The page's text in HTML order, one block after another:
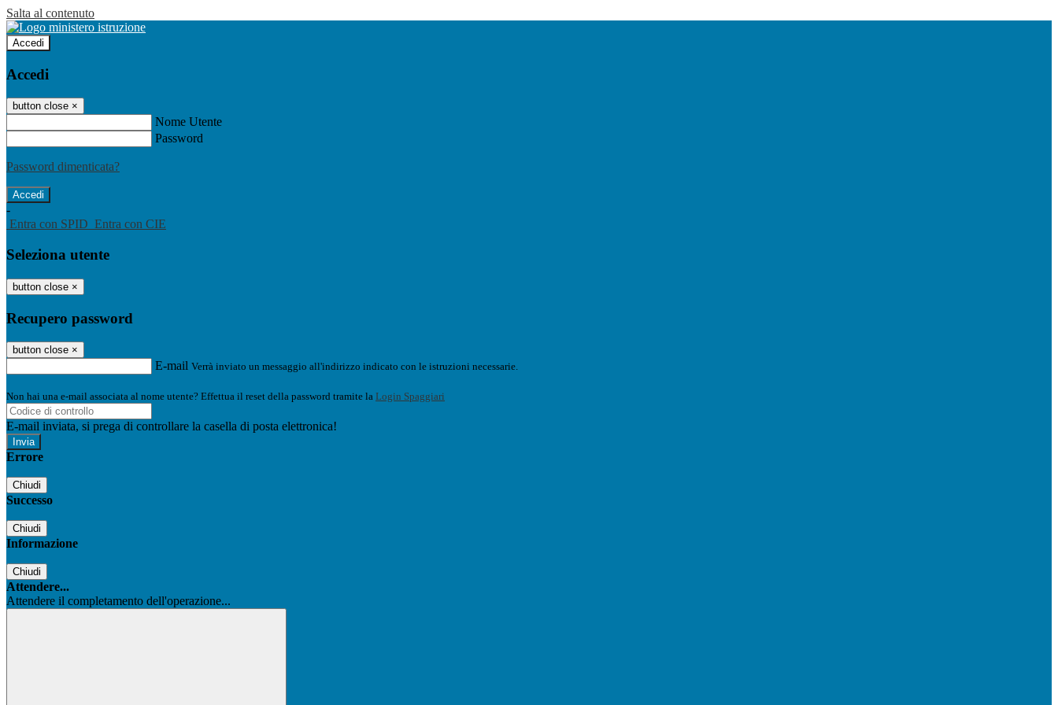
Salta al contenuto
Accedi
Accedi
button close ×
Nome Utente
Password
Password dimenticata?
-
Entra con SPID Entra con CIE
Seleziona utente
button close ×
Recupero password
button close ×
E-mail Verrà inviato un messaggio all'indirizzo indicato con le istruzioni necessarie.
Non hai una e-mail associata al nome utente? Effettua il reset della password tramite la Login Spaggiari
E-mail inviata, si prega di controllare la casella di posta elettronica!
Errore
Chiudi
Successo
Chiudi
Informazione
Chiudi
Attendere...
Attendere il completamento dell'operazione...